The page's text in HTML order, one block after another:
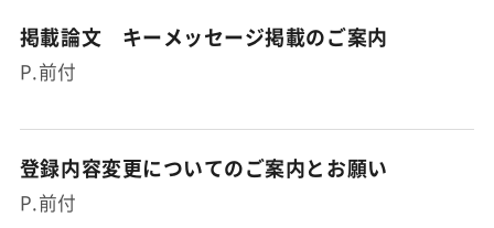
掲載論文 キーメッセージ掲載のご案内
P.前付
登録内容変更についてのご案内とお願い
P.前付